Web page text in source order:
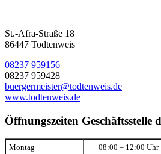
St.-Afra-Straße 18
86447 Todtenweis
08237 959156
08237 959428
buergermeister@todtenweis.de
www.todtenweis.de
Öffnungszeiten Geschäftsstelle
Montag 08:00 – 12:00 Uhr